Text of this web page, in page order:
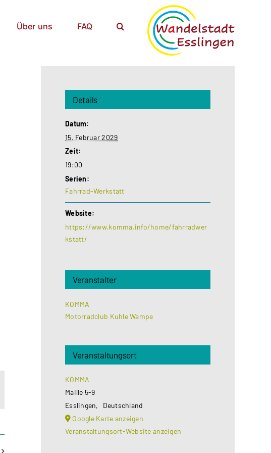
Über uns FAQ
Details
Datum:
15. Februar 2029
Zeit:
19:00
Serien:
Fahrrad-Werkstatt
Website:
https://www.komma.info/home/fahrradwer
kstatt/
Veranstalter
KOMMA
Motorradclub Kuhle Wampe
Veranstaltungsort
KOMMA
Maille 5-9
Esslingen,
Deutschland
Google Karte anzeigen
Veranstaltungsort-Website anzeigen